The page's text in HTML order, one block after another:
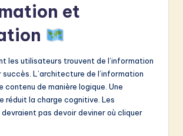
et
les utilisateurs trouvent de l’information
L’architecture de l’information
contenu de manière logique. Une
réduit la charge cognitive. Les
pas devoir deviner où cliquer